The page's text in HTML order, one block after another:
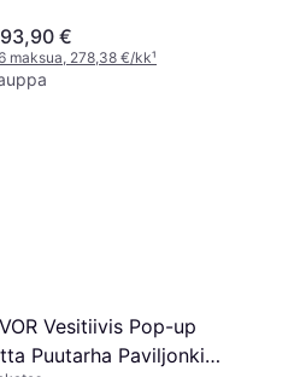
€
maksua, 278,38 €/kk¹
Vesitiivis Pop-up
Puutarha Paviljonki